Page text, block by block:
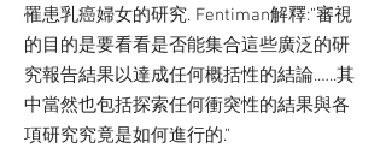
罹患乳癌婦女的研究. Fentiman解釋:”審視
的目的是要看看是否能集合這些廣泛的研
究報告結果以達成任何概括性的結論.…..其
中當然也包括探索任何衝突性的結果與各
項研究究竟是如何進行的.”